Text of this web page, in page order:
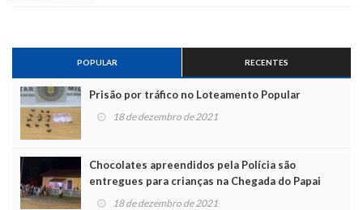
POPULAR RECENTES
Prisão por tráfico no Loteamento Popular
18 de dezembro de 2021
Chocolates apreendidos pela Polícia são
entregues para crianças na Chegada do Papai
Noel
18 de dezembro de 2021